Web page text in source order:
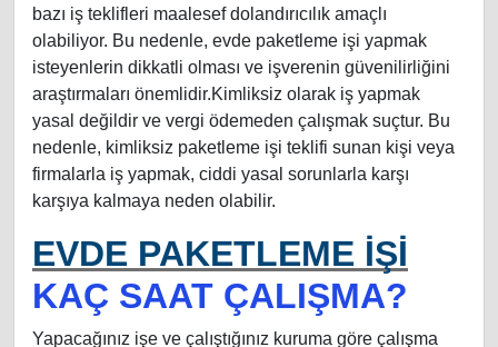
bazı iş teklifleri maalesef dolandırıcılık amaçlı
olabiliyor. Bu nedenle, evde paketleme işi yapmak
isteyenlerin dikkatli olması ve işverenin güvenilirliğini
araştırmaları önemlidir.Kimliksiz olarak iş yapmak
yasal değildir ve vergi ödemeden çalışmak suçtur. Bu
nedenle, kimliksiz paketleme işi teklifi sunan kişi veya
firmalarla iş yapmak, ciddi yasal sorunlarla karşı
karşıya kalmaya neden olabilir.
EVDE PAKETLEME İŞİ
KAÇ SAAT ÇALIŞMA?
Yapacağınız işe ve çalıştığınız kuruma göre çalışma